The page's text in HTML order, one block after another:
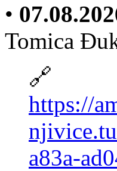
•
Tomica
🔗
https://
a83a-